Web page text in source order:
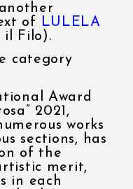
of
LULELA
il Filo).
category
Award
2021,
works
sections, has
of the
merit,
in each